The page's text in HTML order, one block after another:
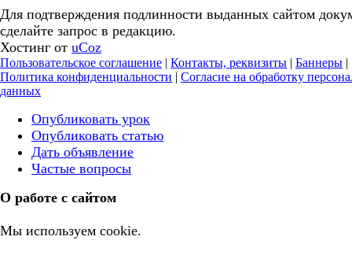
Для подтверждения подлинности выданных сайтом
сделайте запрос в редакцию.
Хостинг от uCoz
Пользовательское соглашение | Контакты, реквизиты | Баннеры |
Политика конфиденциальности | Согласие на обработку
данных
Опубликовать урок
Опубликовать статью
Дать объявление
Частые вопросы
О работе с сайтом
Мы используем cookie.